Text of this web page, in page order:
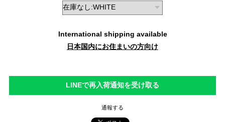
International shipping available
日本国内にお住まいの方向け
LINEで再入荷通知を受け取る
通報する